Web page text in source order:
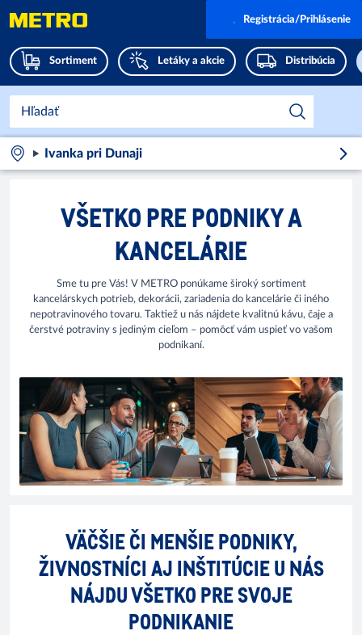
Sortiment Letáky a akcie Distribúcia
Registrácia/Prihlásenie
Ivanka pri Dunaji
VŠETKO PRE PODNIKY A
KANCELÁRIE
Sme tu pre Vás! V METRO ponúkame široký sortiment
kancelárskych potrieb, dekorácii, zariadenia do kancelárie či iného
nepotravinového tovaru. Taktiež u nás nájdete kvalitnú kávu, čaje a
čerstvé potraviny s jediným cieľom – pomôcť vám uspieť vo vašom
podnikaní.
VÄČŠIE ČI MENŠIE PODNIKY,
ŽIVNOSTNÍCI AJ INŠTITÚCIE U NÁS
NÁJDU VŠETKO PRE SVOJE
PODNIKANIE